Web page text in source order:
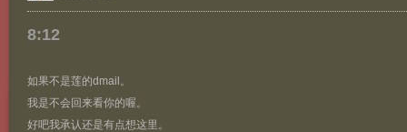
8:12
如果不是莲的dmail。
我是不会回来看你的喔。
好吧我承认还是有点想这里。